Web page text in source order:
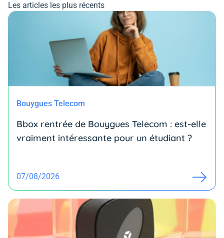
Les articles les plus récents
Bouygues Telecom
Bbox rentrée de Bouygues Telecom : est-elle
vraiment intéressante pour un étudiant ?
07/08/2026